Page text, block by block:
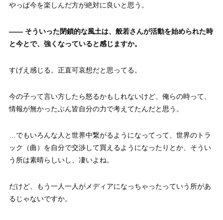
やっぱ今を楽しんだ方が絶対に良いと思う。
—— そういった閉鎖的な風土は、般若さんが活動を始められた時
と今とで、強くなっていると感じますか。
すげえ感じる。正直可哀想だと思ってる。
今の子って言い方したら怒るかもしれないけど、俺らの時って、
情報が無かったぶん皆自分の力で考えてたんだと思う。
…でもいろんな人と世界中繋がるようになってって、世界のトラ
ック（曲）を自分で交渉して買えるようになったりとか、そうい
う所は素晴らしいし、凄いよね。
だけど、もう一人一人がメディアになっちゃったっていう所があ
るじゃないですか。